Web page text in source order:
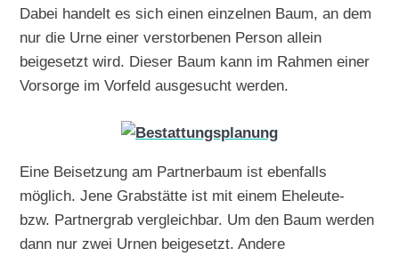
Dabei handelt es sich einen einzelnen Baum, an dem
nur die Urne einer verstorbenen Person allein
beigesetzt wird. Dieser Baum kann im Rahmen einer
Vorsorge im Vorfeld ausgesucht werden.
Eine Beisetzung am Partnerbaum ist ebenfalls
möglich. Jene Grabstätte ist mit einem Eheleute-
bzw. Partnergrab vergleichbar. Um den Baum werden
dann nur zwei Urnen beigesetzt. Andere